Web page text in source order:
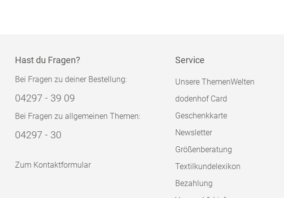
Hast du Fragen?
Bei Fragen zu deiner Bestellung:
04297 - 39 09
Bei Fragen zu allgemeinen Themen:
04297 - 30
Zum Kontaktformular
Service
Unsere ThemenWelten
dodenhof Card
Geschenkkarte
Newsletter
Größenberatung
Textilkundelexikon
Bezahlung